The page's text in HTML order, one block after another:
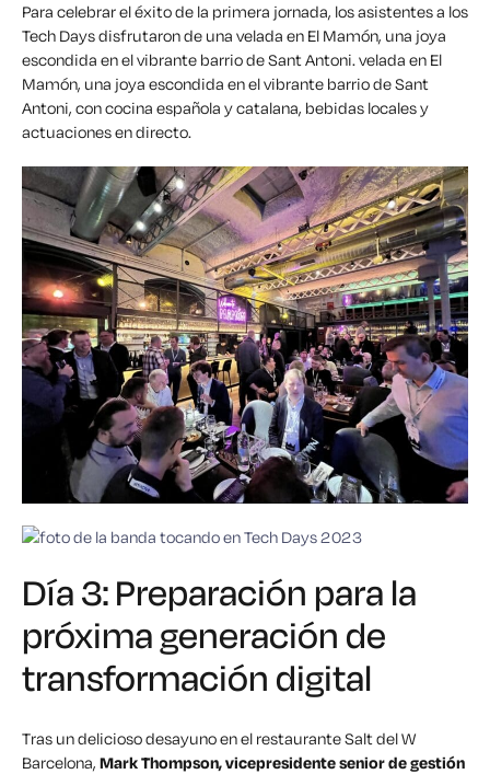
Para celebrar el éxito de la primera jornada, los asistentes a los
Tech Days disfrutaron de una velada en El Mamón, una joya
escondida en el vibrante barrio de Sant Antoni.velada en El
Mamón, una joya escondida en el vibrante barrio de Sant
Antoni, con cocina española y catalana, bebidas locales y
actuaciones en directo.
Día 3: Preparación para la
próxima generación de
transformación digital
Tras un delicioso desayuno en el restaurante Salt del W
Barcelona, Mark Thompson, vicepresidente senior de gestión